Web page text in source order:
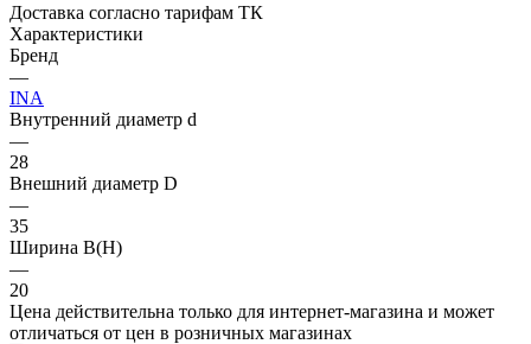
Доставка согласно тарифам ТК
Характеристики
Бренд
—
INA
Внутренний диаметр d
—
28
Внешний диаметр D
—
35
Ширина B(H)
—
20
Цена действительна только для интернет-магазина и может
отличаться от цен в розничных магазинах